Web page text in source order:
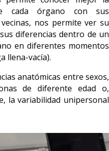
cada órgano con sus
nos permite ver su
diferencias dentro de un
en diferentes momentos
llena-vacía).
anatómicas entre sexos,
de diferente edad o,
la variabilidad unipersonal